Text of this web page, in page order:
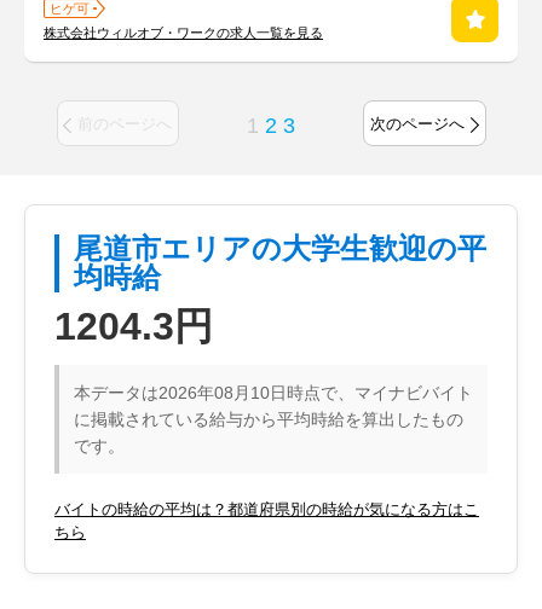
ヒゲ可
株式会社ウィルオブ・ワークの求人一覧を見る
前のページへ 1 2 3 次のページへ
尾道市エリアの大学生歓迎の平
均時給
1204.3円
本データは2026年08月10日時点で、マイナビバイト
に掲載されている給与から平均時給を算出したもの
です。
バイトの時給の平均は？都道府県別の時給が気になる方はこ
ちら